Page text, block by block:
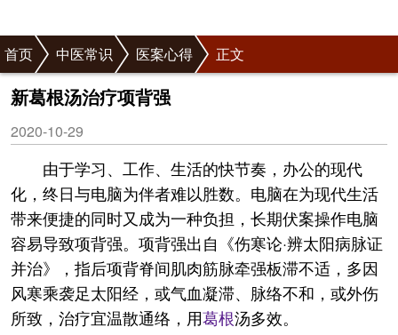
首页 中医常识 医案心得 正文
新葛根汤治疗项背强
2020-10-29
由于学习、工作、生活的快节奏，办公的现代
化，终日与电脑为伴者难以胜数。电脑在为现代生活
带来便捷的同时又成为一种负担，长期伏案操作电脑
容易导致项背强。项背强出自《伤寒论·辨太阳病脉证
并治》，指后项背脊间肌肉筋脉牵强板滞不适，多因
风寒乘袭足太阳经，或气血凝滞、脉络不和，或外伤
所致，治疗宜温散通络，用葛根汤多效。